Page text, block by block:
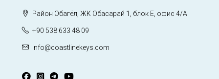
Район Обагёл, ЖК Обасарай 1, блок Е, офис 4/А
+90 538 633 48 09
info@coastlinekeys.com